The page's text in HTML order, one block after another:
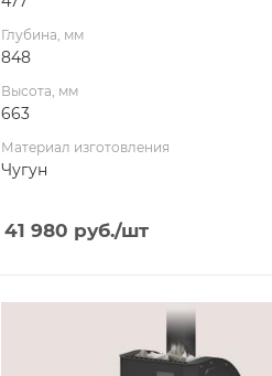
Глубина, мм
848
Высота, мм
663
Материал изготовления
Чугун
41 980 руб./шт